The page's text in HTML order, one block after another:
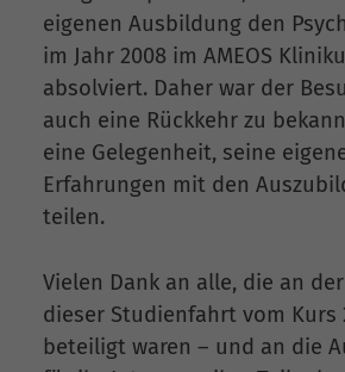
eigenen Ausbildung den
im Jahr 2008 im AMEOS
absolviert. Daher war der
auch eine Rückkehr zu
eine Gelegenheit, seine
Erfahrungen mit den
teilen.
Vielen Dank an alle, die an
dieser Studienfahrt vom Kurs
beteiligt waren – und an die